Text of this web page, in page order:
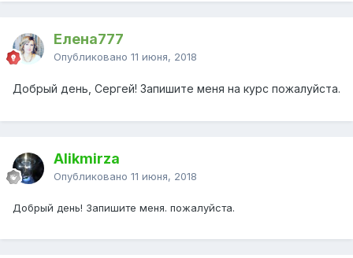
Елена777
Опубликовано 11 июня, 2018
Добрый день, Сергей! Запишите меня на курс пожалуйста.
Alikmirza
Опубликовано 11 июня, 2018
Добрый день! Запишите меня. пожалуйста.